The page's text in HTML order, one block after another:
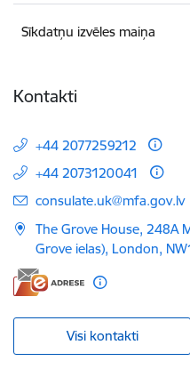
Sīkdatņu izvēles maiņa
Kontakti
+44 2077259212
+44 2073120041
E-pasts:
consulate.uk@mfa.gov.lv
The Grove House, 248A
Grove ielas), London,
Visi kontakti